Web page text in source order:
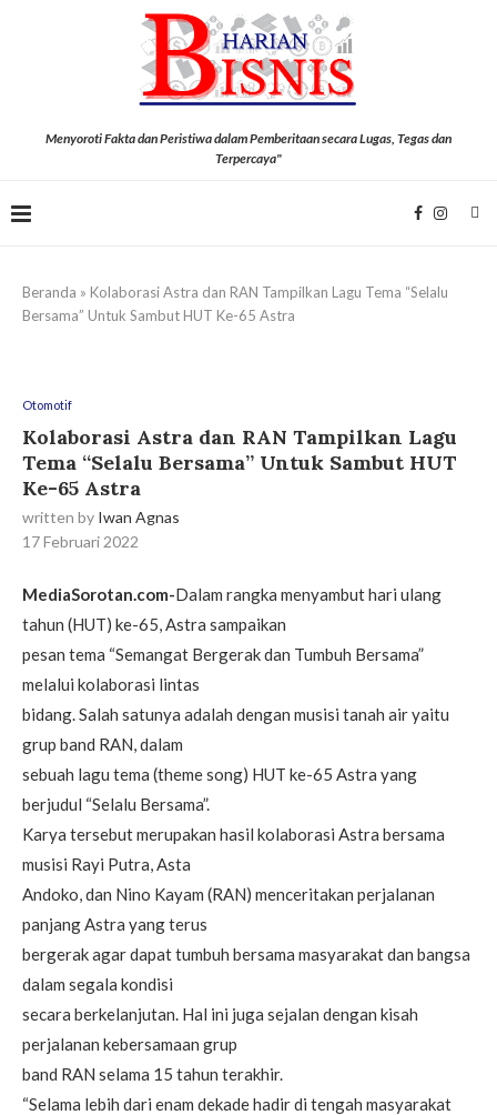
Menyoroti Fakta dan Peristiwa dalam Pemberitaan secara Lugas, Tegas dan
Terpercaya"
Beranda » Kolaborasi Astra dan RAN Tampilkan Lagu Tema “Selalu
Bersama” Untuk Sambut HUT Ke-65 Astra
Otomotif
Kolaborasi Astra dan RAN Tampilkan Lagu
Tema “Selalu Bersama” Untuk Sambut HUT
Ke-65 Astra
written by Iwan Agnas
17 Februari 2022
MediaSorotan.com-Dalam rangka menyambut hari ulang
tahun (HUT) ke-65, Astra sampaikan
pesan tema “Semangat Bergerak dan Tumbuh Bersama”
melalui kolaborasi lintas
bidang. Salah satunya adalah dengan musisi tanah air yaitu
grup band RAN, dalam
sebuah lagu tema (theme song) HUT ke-65 Astra yang
berjudul “Selalu Bersama”.
Karya tersebut merupakan hasil kolaborasi Astra bersama
musisi Rayi Putra, Asta
Andoko, dan Nino Kayam (RAN) menceritakan perjalanan
panjang Astra yang terus
bergerak agar dapat tumbuh bersama masyarakat dan bangsa
dalam segala kondisi
secara berkelanjutan. Hal ini juga sejalan dengan kisah
perjalanan kebersamaan grup
band RAN selama 15 tahun terakhir.
“Selama lebih dari enam dekade hadir di tengah masyarakat